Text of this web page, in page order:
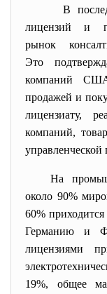
В
лицензий и
рынок
Это
компаний
продажей и
лицензиату,
компаний,
На
около 90%
60%
Германию и
лицензиями
19%, общее